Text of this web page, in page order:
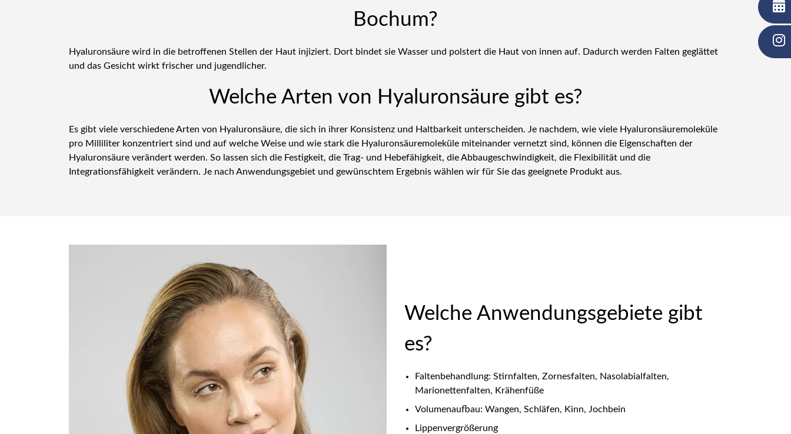
Bochum?
Hyaluronsäure wird in die betroffenen Stellen der Haut injiziert. Dort bindet sie Wasser und polstert die Haut von innen auf. Dadurch werden Falten geglättet
und das Gesicht wirkt frischer und jugendlicher.
Welche Arten von Hyaluronsäure gibt es?
Es gibt viele verschiedene Arten von Hyaluronsäure, die sich in ihrer Konsistenz und Haltbarkeit unterscheiden. Je nachdem, wie viele Hyaluronsäuremoleküle
pro Milliliter konzentriert sind und auf welche Weise und wie stark die Hyaluronsäuremoleküle miteinander vernetzt sind, können die Eigenschaften der
Hyaluronsäure verändert werden. So lassen sich die Festigkeit, die Trag- und Hebefähigkeit, die Abbaugeschwindigkeit, die Flexibilität und die
Integrationsfähigkeit verändern. Je nach Anwendungsgebiet und gewünschtem Ergebnis wählen wir für Sie das geeignete Produkt aus.
Welche Anwendungsgebiete gibt
es?
Faltenbehandlung: Stirnfalten, Zornesfalten, Nasolabialfalten,
Marionettenfalten, Krähenfüße
Volumenaufbau: Wangen, Schläfen, Kinn, Jochbein
Lippenvergrößerung